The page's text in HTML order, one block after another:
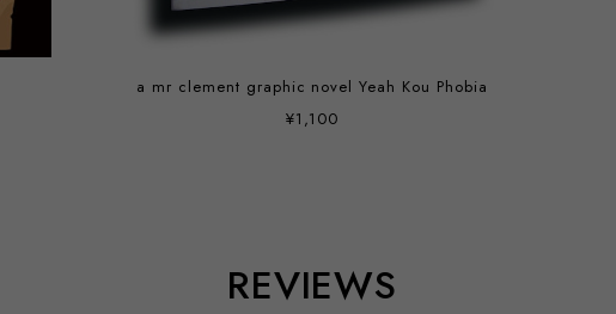
a mr clement graphic novel Yeah Kou Phobia
¥1,100
REVIEWS